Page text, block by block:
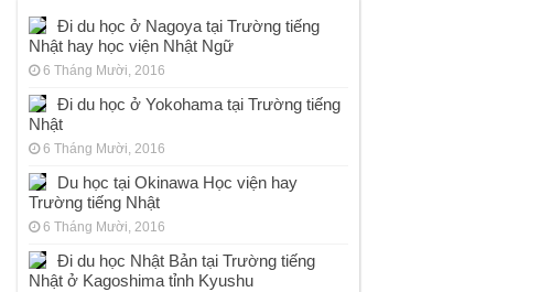
Đi du học ở Nagoya tại Trường tiếng
Nhật hay học viện Nhật Ngữ
6 Tháng Mười, 2016
Đi du học ở Yokohama tại Trường tiếng
Nhật
6 Tháng Mười, 2016
Du học tại Okinawa Học viện hay
Trường tiếng Nhật
6 Tháng Mười, 2016
Đi du học Nhật Bản tại Trường tiếng
Nhật ở Kagoshima tỉnh Kyushu